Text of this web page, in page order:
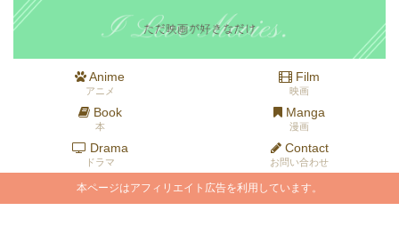
Anime
アニメ
Film
映画
Book
本
Manga
漫画
Drama
ドラマ
Contact
お問い合わせ
本ページはアフィリエイト広告を利用しています。